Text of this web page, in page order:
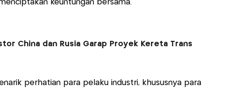
keuntungan bersama.
China dan Rusia Garap Proyek Kereta Trans
perhatian para pelaku industri, khususnya para